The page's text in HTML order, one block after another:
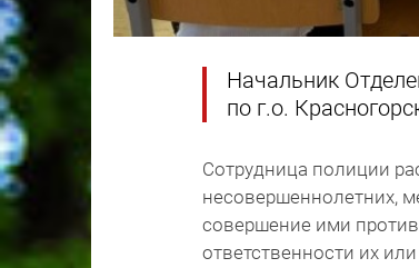
Начальник
по г.о.
Сотрудница полиции
несовершеннолетних,
совершение ими
ответственности их